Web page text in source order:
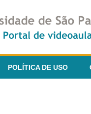
POLÍTICA DE USO